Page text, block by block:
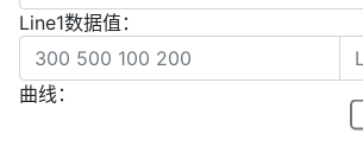
Line1数据值：
曲线：